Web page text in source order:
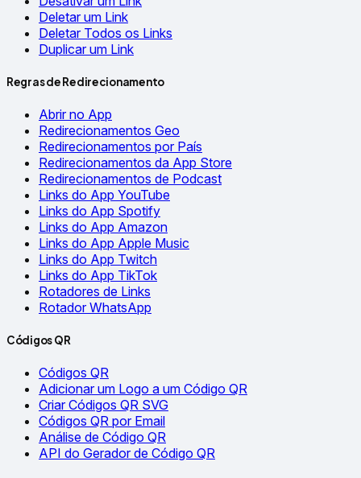
Deletar um Link
Deletar Todos os Links
Duplicar um Link
Regras de Redirecionamento
Abrir no App
Redirecionamentos Geo
Redirecionamentos por País
Redirecionamentos da App Store
Redirecionamentos de Podcast
Links do App YouTube
Links do App Spotify
Links do App Amazon
Links do App Apple Music
Links do App Twitch
Links do App TikTok
Rotadores de Links
Rotador WhatsApp
Códigos QR
Códigos QR
Adicionar um Logo a um Código QR
Criar Códigos QR SVG
Códigos QR por Email
Análise de Código QR
API do Gerador de Código QR